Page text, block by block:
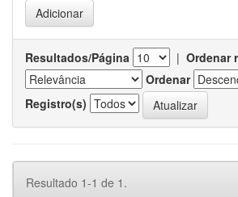
Resultados/Página | Ordenar
Ordenar
Registro(s)
Resultado 1-1 de 1.